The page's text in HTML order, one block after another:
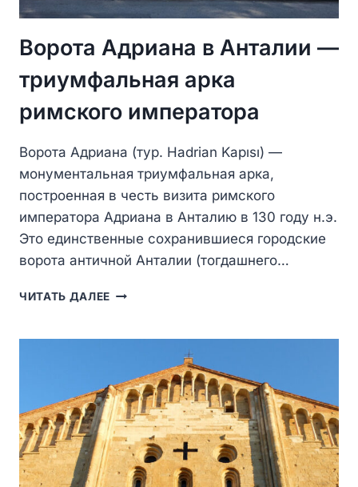
Ворота Адриана в Анталии —
триумфальная арка
римского императора
Ворота Адриана (тур. Hadrian Kapısı) —
монументальная триумфальная арка,
построенная в честь визита римского
императора Адриана в Анталию в 130 году н.э.
Это единственные сохранившиеся городские
ворота античной Анталии (тогдашнего…
ЧИТАТЬ ДАЛЕЕ ВОРОТА
АНТАЛИИ
ТРИУМФАЛЬНАЯ
АРКА
РИМСКОГО
ИМПЕРАТОРА